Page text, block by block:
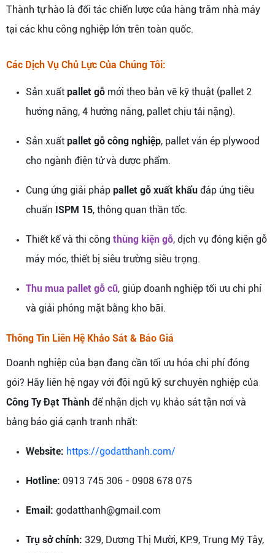
Thành tự hào là đối tác chiến lược của hàng trăm nhà máy
tại các khu công nghiệp lớn trên toàn quốc.
Các Dịch Vụ Chủ Lực Của Chúng Tôi:
Sản xuất pallet gỗ mới theo bản vẽ kỹ thuật (pallet 2
hướng nâng, 4 hướng nâng, pallet chịu tải nặng).
Sản xuất pallet gỗ công nghiệp, pallet ván ép plywood
cho ngành điện tử và dược phẩm.
Cung ứng giải pháp pallet gỗ xuất khẩu đáp ứng tiêu
chuẩn ISPM 15, thông quan thần tốc.
Thiết kế và thi công thùng kiện gỗ, dịch vụ đóng kiện gỗ
máy móc, thiết bị siêu trường siêu trọng.
Thu mua pallet gỗ cũ, giúp doanh nghiệp tối ưu chi phí
và giải phóng mặt bằng kho bãi.
Thông Tin Liên Hệ Khảo Sát & Báo Giá
Doanh nghiệp của bạn đang cần tối ưu hóa chi phí đóng
gói? Hãy liên hệ ngay với đội ngũ kỹ sư chuyên nghiệp của
Công Ty Đạt Thành để nhận dịch vụ khảo sát tận nơi và
bảng báo giá cạnh tranh nhất:
Website: https://godatthanh.com/
Hotline: 0913 745 306 - 0908 678 075
Email: godatthanh@gmail.com
Trụ sở chính: 329, Dương Thị Mười, KP.9, Trung Mỹ Tây,